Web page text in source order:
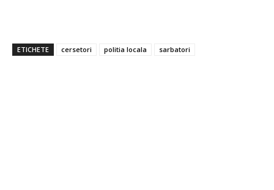
ETICHETE cersetori politia locala sarbatori